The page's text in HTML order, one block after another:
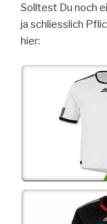
Solltest Du noch
ja schliesslich
hier: